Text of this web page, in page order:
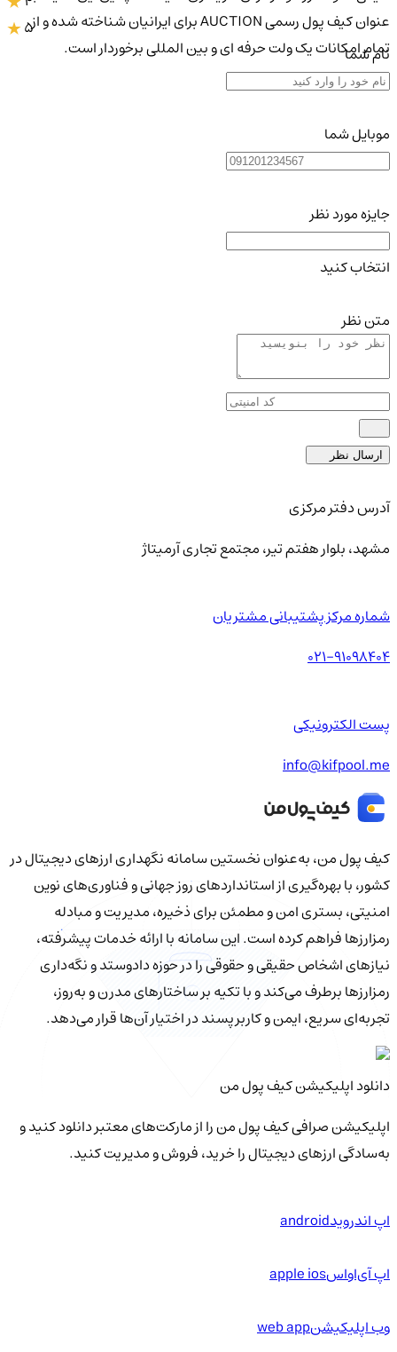
عنوان کیف پول رسمی AUCTION برای ایرانیان شناخته شده و از
تمام امکانات یک ولت حرفه ای و بین المللی برخوردار است.
5
نام شما
موبایل شما
جایزه مورد نظر
انتخاب کنید
متن نظر
ارسال نظر
آدرس دفتر مرکزی
مشهد، بلوار هفتم تیر، مجتمع تجاری آرمیتاژ
شماره مرکز پشتیبانی مشتریان
021-91098404
پست الکترونیکی
info@kifpool.me
کیف‌ پول من، به‌عنوان نخستین سامانه نگهداری ارزهای دیجیتال در
کشور، با بهره‌گیری از استانداردهای روز جهانی و فناوری‌های نوین
امنیتی، بستری امن و مطمئن برای ذخیره، مدیریت و مبادله
رمزارزها فراهم کرده است. این سامانه با ارائه خدمات پیشرفته،
نیازهای اشخاص حقیقی و حقوقی را در حوزه دادوستد و نگه‌داری
رمزارزها برطرف می‌کند و با تکیه بر ساختارهای مدرن و به‌روز،
تجربه‌ای سریع، ایمن و کاربرپسند در اختیار آن‌ها قرار می‌دهد.
دانلود اپلیکیشن کیف‌ پول من
اپلیکیشن صرافی کیف پول من را از مارکت‌های معتبر دانلود کنید و
به‌سادگی ارزهای دیجیتال را خرید، فروش و مدیریت کنید.
اپ اندرویدandroid
اپ آی‌او‌اسapple ios
وب اپلیکیشنweb app